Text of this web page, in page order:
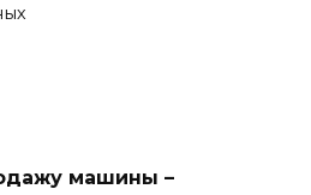
машины –